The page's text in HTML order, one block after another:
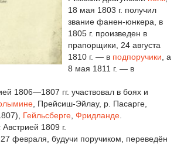
18 мая 1803 г. получил
звание фанен-юнкера, в
1805 г. произведен в
прапорщики, 24 августа
1810 г. — в подпоручики , а
8 мая 1811 г. — в
1806—1807 гг. участвовал в боях и
, Прейсиш-Эйлау, р. Пасарге,
Гейльсберге Фридланде
1809 г.
февраля, будучи поручиком, переведён